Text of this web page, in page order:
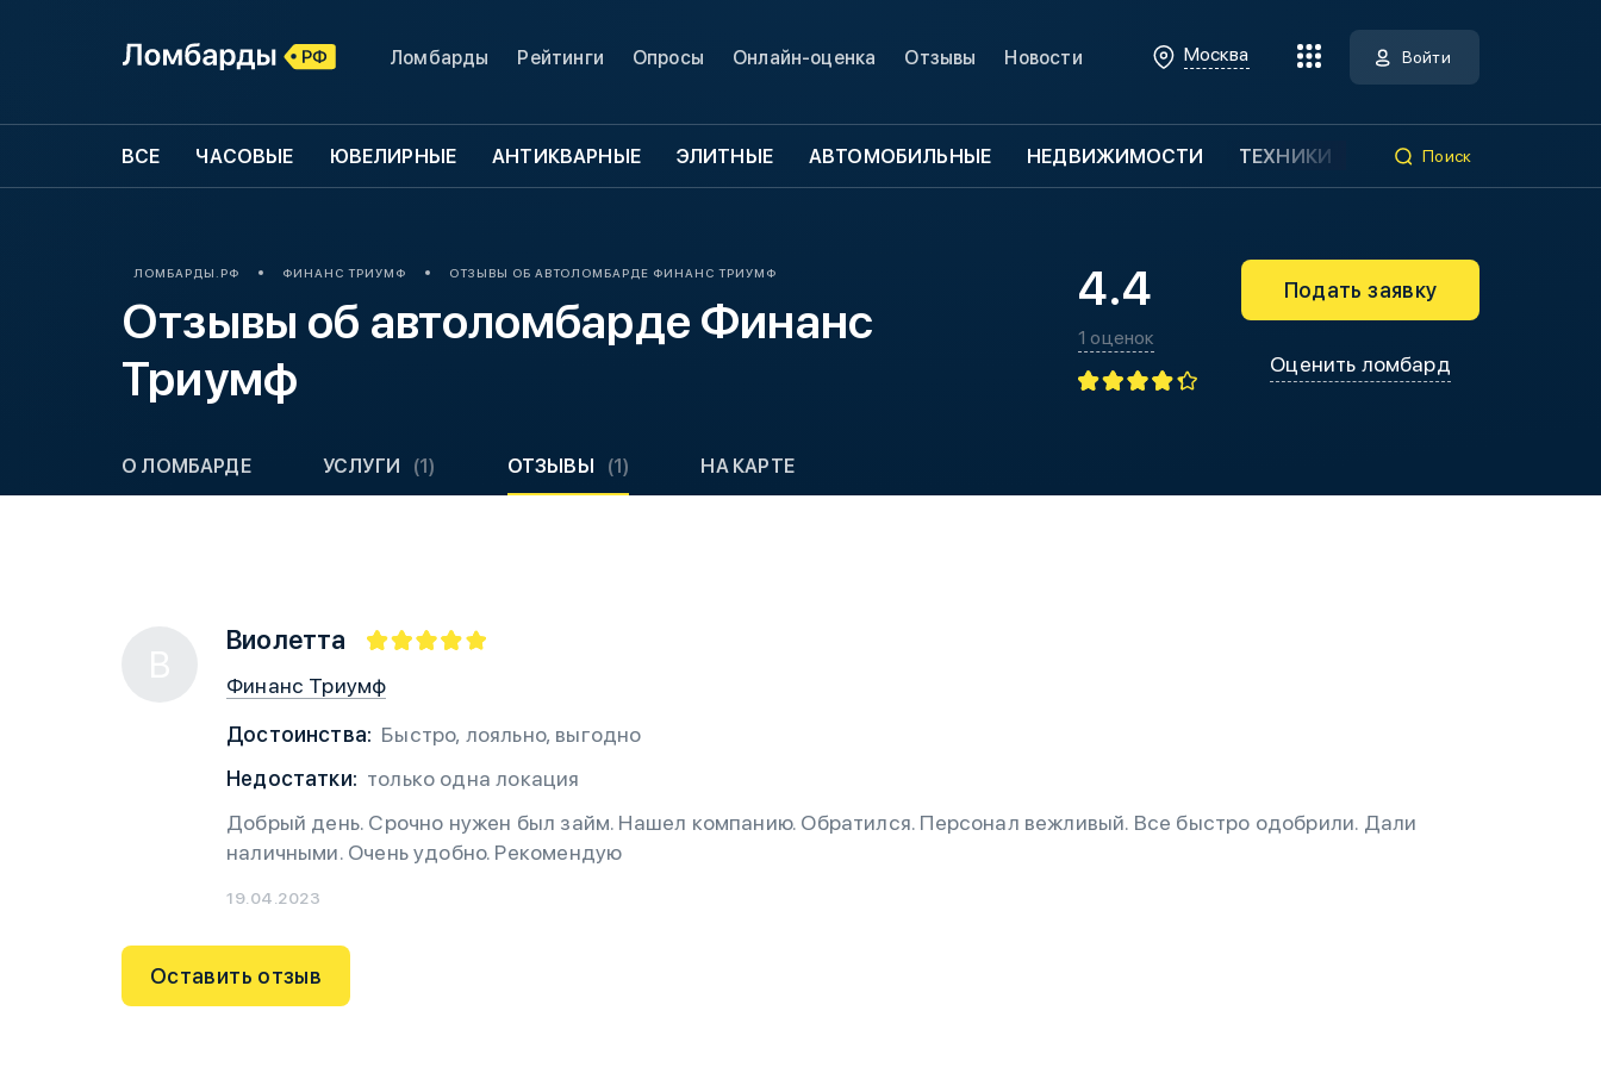
Ломбарды Рейтинги Опросы Онлайн-оценка Отзывы Новости Москва Войти
ВСЕ ЧАСОВЫЕ ЮВЕЛИРНЫЕ АНТИКВАРНЫЕ ЭЛИТНЫЕ АВТОМОБИЛЬНЫЕ НЕДВИЖИМОСТИ ТЕХНИКИ Поиск
ЛОМБАРДЫ.РФ ФИНАНС ТРИУМФ ОТЗЫВЫ ОБ АВТОЛОМБАРДЕ ФИНАНС ТРИУМФ
Отзывы об автоломбарде Финанс
Триумф
4.4
1 оценок
Подать заявку
Оценить ломбард
О ЛОМБАРДЕ УСЛУГИ (1) ОТЗЫВЫ (1) НА КАРТЕ
Виолетта
Финанс Триумф
Достоинства: Быстро, лояльно, выгодно
Недостатки: только одна локация
Добрый день. Срочно нужен был займ. Нашел компанию. Обратился. Персонал вежливый. Все быстро одобрили. Дали
наличными. Очень удобно. Рекомендую
19.04.2023
Оставить отзыв